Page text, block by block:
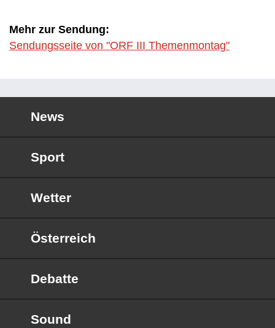
Mehr zur Sendung:
Sendungsseite von "ORF III Themenmontag"
News
Sport
Wetter
Österreich
Debatte
Sound